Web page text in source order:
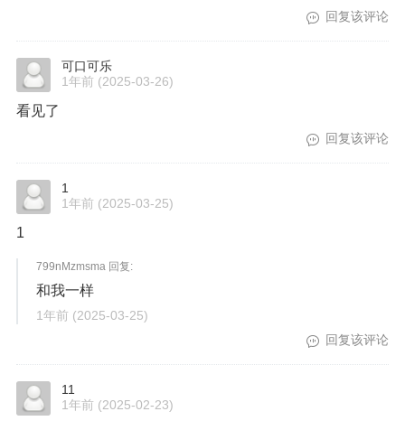
回复该评论
可口可乐
1年前 (2025-03-26)
看见了
回复该评论
1
1年前 (2025-03-25)
1
799nMzmsma 回复:
和我一样
1年前 (2025-03-25)
回复该评论
11
1年前 (2025-02-23)